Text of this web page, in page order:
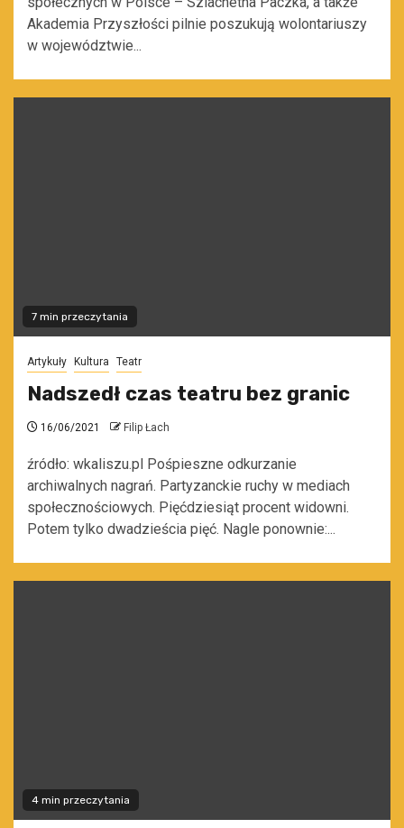
Akademia Przyszłości pilnie poszukują wolontariuszy
w województwie...
7 min przeczytania
Artykuły Kultura Teatr
Nadszedł czas teatru bez granic
16/06/2021 Filip Łach
źródło: wkaliszu.pl Pośpieszne odkurzanie
archiwalnych nagrań. Partyzanckie ruchy w mediach
społecznościowych. Pięćdziesiąt procent widowni.
Potem tylko dwadzieścia pięć. Nagle ponownie:...
4 min przeczytania